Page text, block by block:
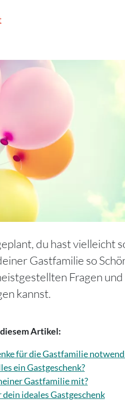
du hast vielleicht
Gastfamilie so
Fragen
kannst.
Artikel:
für die Gastfamilie
ein Gastgeschenk?
Gastfamilie mit?
ideales Gastgeschenk